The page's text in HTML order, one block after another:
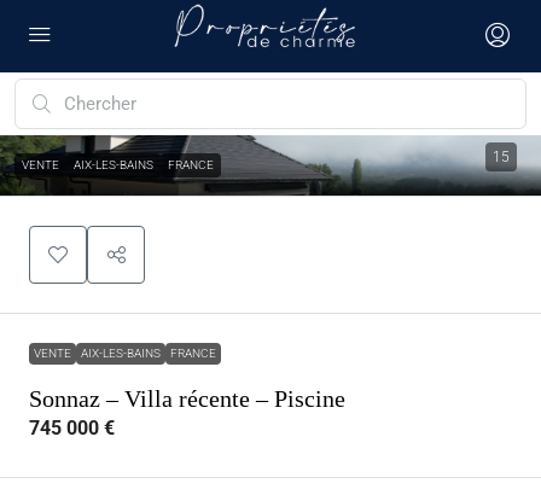
15
VENTE AIX-LES-BAINS FRANCE
VENTE AIX-LES-BAINS FRANCE
Sonnaz – Villa récente – Piscine
745 000 €